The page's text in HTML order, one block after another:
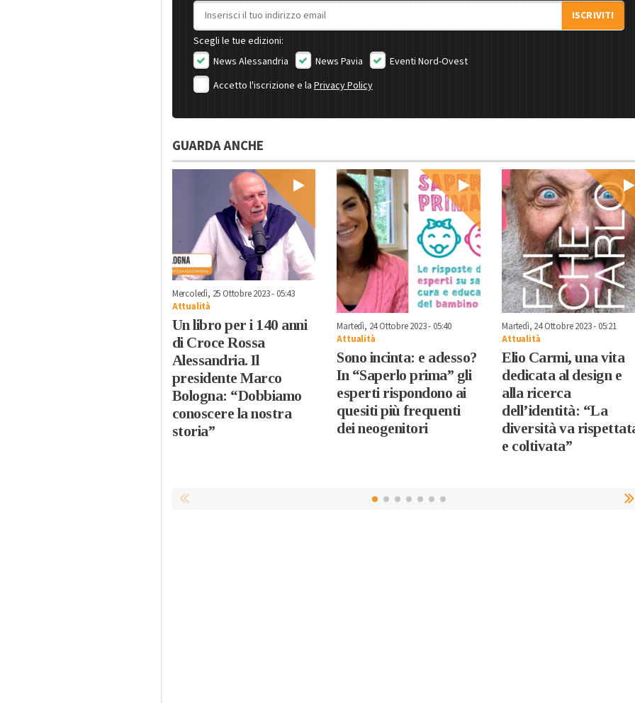
Indirizzo email
ISCRIVITI
Scegli le tue edizioni:
News Alessandria
News Pavia
Eventi Nord-Ovest
Accetto l'iscrizione e laPrivacy Policy
GUARDA ANCHE
Mercoledì, 25 Ottobre 2023 - 05:43
Attualità
Un libro per i 140 anni
di Croce Rossa
Alessandria. Il
presidente Marco
Bologna: “Dobbiamo
conoscere la nostra
storia”
Martedì, 24 Ottobre 2023 - 05:40
Attualità
Sono incinta: e adesso?
In “Saperlo prima” gli
esperti rispondono ai
quesiti più frequenti
dei neogenitori
Martedì, 24 Ottobre 2023 - 05:21
Attualità
Elio Carmi, una vita
dedicata al design e
alla ricerca
dell’identità: “La
diversità va
e coltivata”